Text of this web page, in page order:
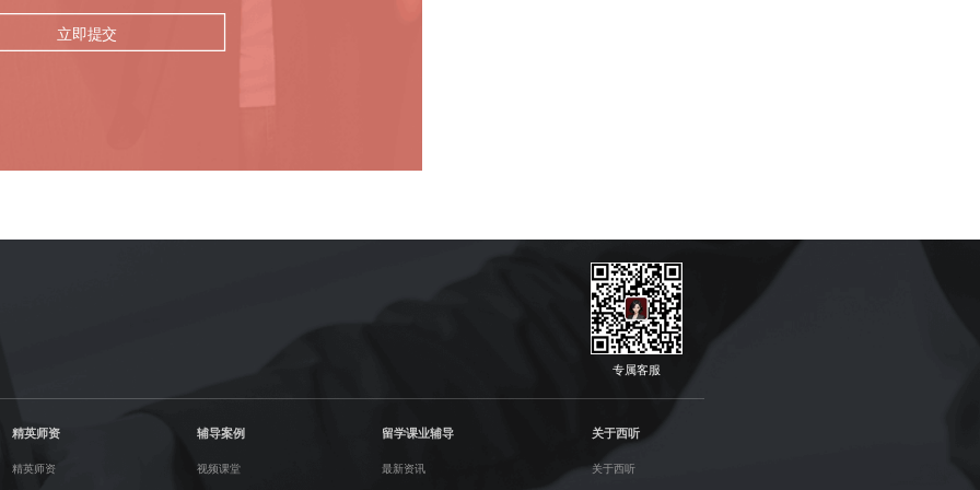
立即提交
专属客服
精英师资
精英师资
辅导案例
视频课堂
留学课业辅导
最新资讯
关于西听
关于西听